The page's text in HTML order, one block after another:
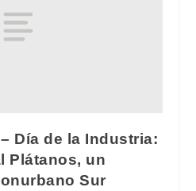
Día de la Industria:
Plátanos, un
Sur